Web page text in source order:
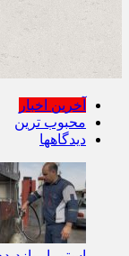
آخرین اخبار
محبوب ترین